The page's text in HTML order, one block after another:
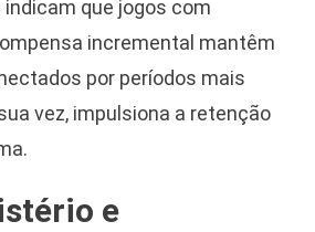
que jogos com
incremental mantêm
por períodos mais
vez, impulsiona a retenção
e